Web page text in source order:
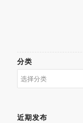
分类
类
近期发布